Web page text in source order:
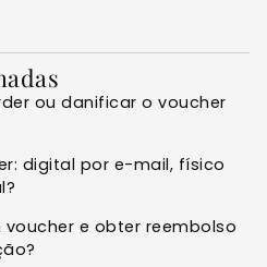
ou danificar o voucher
digital por e-mail, físico
voucher e obter reembolso